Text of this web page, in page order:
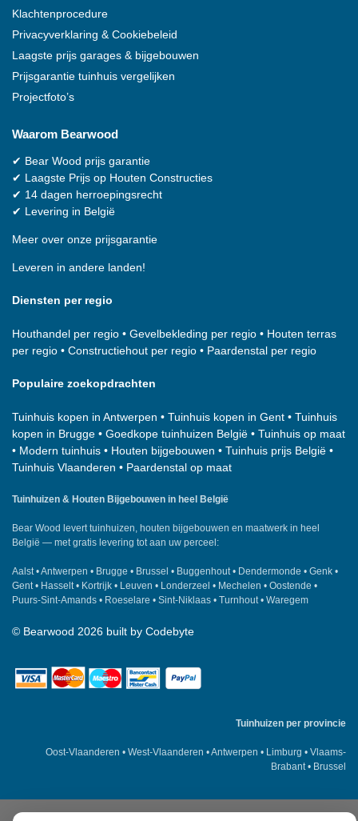
Klachtenprocedure
Privacyverklaring & Cookiebeleid
Laagste prijs garages & bijgebouwen
Prijsgarantie tuinhuis vergelijken
Projectfoto’s
Waarom Bearwood
✔ Bear Wood prijs garantie
✔ Laagste Prijs op Houten Constructies
✔ 14 dagen herroepingsrecht
✔ Levering in België
Meer over onze prijsgarantie
Leveren in andere landen!
Diensten per regio
Houthandel per regio • Gevelbekleding per regio • Houten terras
per regio • Constructiehout per regio • Paardenstal per regio
Populaire zoekopdrachten
Tuinhuis kopen in Antwerpen • Tuinhuis kopen in Gent • Tuinhuis
kopen in Brugge • Goedkope tuinhuizen België • Tuinhuis op maat
• Modern tuinhuis • Houten bijgebouwen • Tuinhuis prijs België •
Tuinhuis Vlaanderen • Paardenstal op maat
Tuinhuizen & Houten Bijgebouwen in heel België
Bear Wood levert tuinhuizen, houten bijgebouwen en maatwerk in heel
België — met gratis levering tot aan uw perceel:
Aalst•Antwerpen • Brugge • Brussel • Buggenhout• Dendermonde • Genk •
Gent• Hasselt• Kortrijk • Leuven • Londerzeel • Mechelen • Oostende •
Puurs-Sint-Amands • Roeselare • Sint-Niklaas • Turnhout• Waregem
© Bearwood 2026 built by Codebyte
Tuinhuizen per provincie
Oost-Vlaanderen • West-Vlaanderen •Antwerpen • Limburg • Vlaams-
Brabant• Brussel